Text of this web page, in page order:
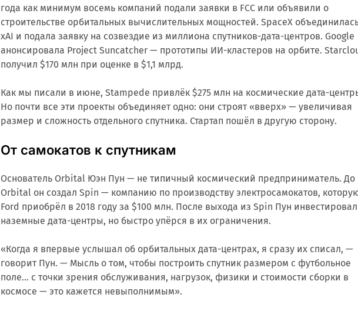
года как минимум восемь компаний подали заявки в FCC или объявили о
строительстве орбитальных вычислительных мощностей. SpaceX
xAI и подала заявку на созвездие из миллиона спутников-дата-центров. Google
анонсировала Project Suncatcher — прототипы ИИ-кластеров на орбите.
получил $170 млн при оценке в $1,1 млрд.
Как мы писали в июне, Stampede привлёк $275 млн на космические дата-
Но почти все эти проекты объединяет одно: они строят «вверх» — увеличивая
размер и сложность отдельного спутника. Стартап пошёл в другую сторону.
От самокатов к спутникам
Основатель Orbital Юэн Пун — не типичный космический предприниматель. До
Orbital он создал Spin — компанию по производству электросамокатов,
Ford приобрёл в 2018 году за $100 млн. После выхода из Spin Пун
наземные дата-центры, но быстро упёрся в их ограничения.
«Когда я впервые услышал об орбитальных дата-центрах, я сразу их списал, —
говорит Пун. — Мысль о том, чтобы построить спутник размером с футбольное
поле... с точки зрения обслуживания, нагрузок, физики и стоимости сборки в
космосе — это кажется невыполнимым».